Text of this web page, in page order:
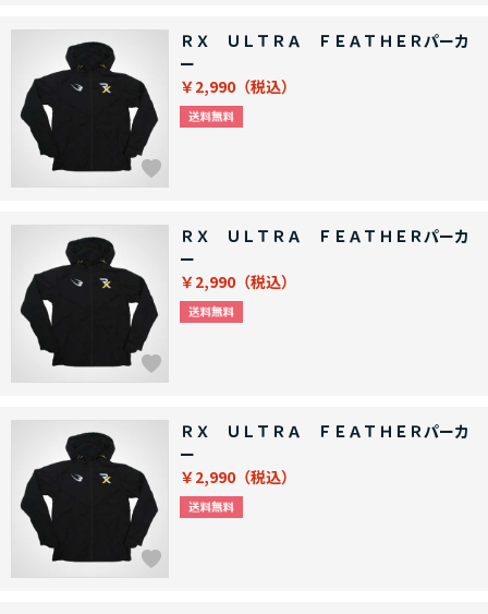
ＲＸ ＵＬＴＲＡ ＦＥＡＴＨＥＲパーカ
ー
￥2,990
ＲＸ ＵＬＴＲＡ ＦＥＡＴＨＥＲパーカ
ー
￥2,990
ＲＸ ＵＬＴＲＡ ＦＥＡＴＨＥＲパーカ
ー
￥2,990